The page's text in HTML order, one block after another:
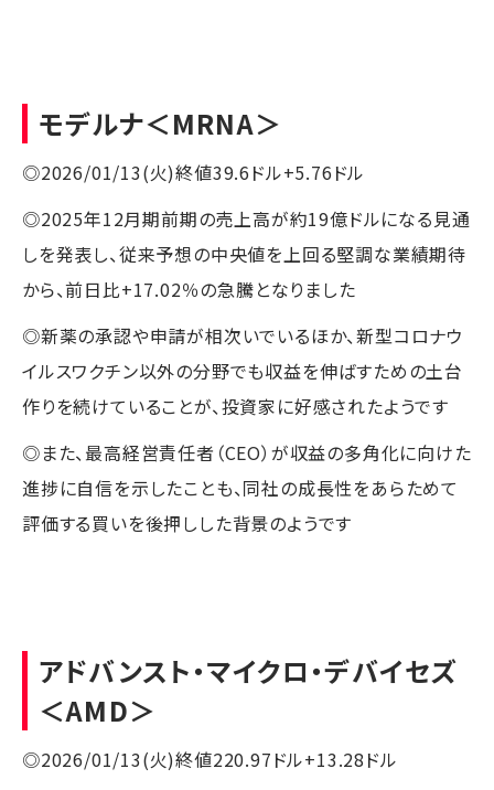
モデルナ＜MRNA＞
◎2026/01/13(火)終値39.6ドル+5.76ドル
◎2025年12月期前期の売上高が約19億ドルになる見通
しを発表し、従来予想の中央値を上回る堅調な業績期待
から、前日比+17.02％の急騰となりました
◎新薬の承認や申請が相次いでいるほか、新型コロナウ
イルスワクチン以外の分野でも収益を伸ばすための土台
作りを続けていることが、投資家に好感されたようです
◎また、最高経営責任者（CEO）が収益の多角化に向けた
進捗に自信を示したことも、同社の成長性をあらためて
評価する買いを後押しした背景のようです
アドバンスト・マイクロ・デバイセズ
＜AMD＞
◎2026/01/13(火)終値220.97ドル+13.28ドル